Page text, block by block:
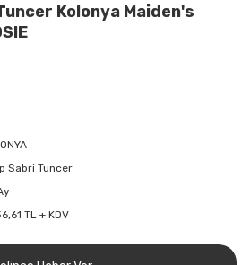
Kolonya Maiden's
Sabri Tuncer
TL + KDV